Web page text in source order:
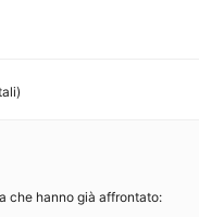
che hanno già affrontato: